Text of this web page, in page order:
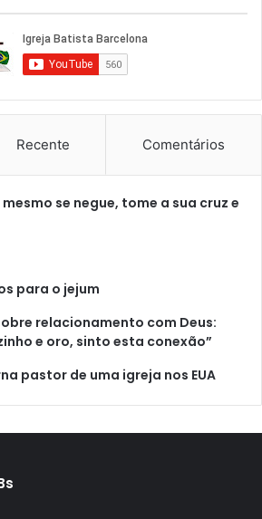
Recente Comentários
se negue, tome a sua cruz e
para o jejum
relacionamento com Deus:
e oro, sinto esta conexão”
pastor de uma igreja nos EUA